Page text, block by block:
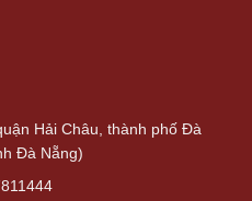
Hải Châu, thành phố Đà
Đà Nẵng)